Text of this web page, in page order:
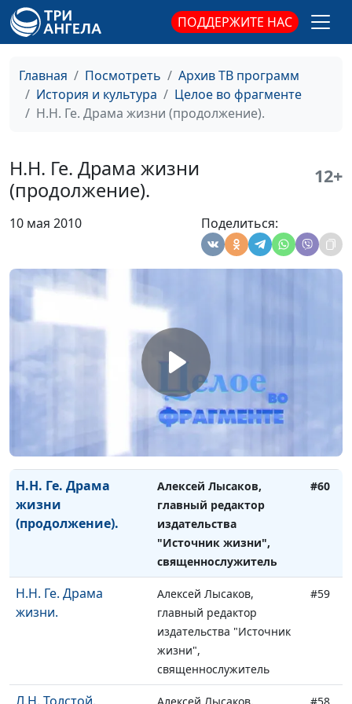
ПОДДЕРЖИТЕ НАС
Главная Посмотреть
Архив ТВ программ
История и культура
Целое во фрагменте
Н.Н. Ге. Драма жизни (продолжение).
Н.Н. Ге. Драма жизни
(продолжение).
12+
10 мая 2010 Поделиться:
Всему свое время
богословия
деревянным
пистолетом
(продолжение).
главный редактор
издательства "Источник
жизни",
Ф. Хазел. Солдат с
деревянным
пистолетом.
Алексей Лысаков,
священнослужитель
Д. Бонхеффер.
Свидетель Иисуса
Алексей Лысаков,
издательства "Источник
жизни",
священнослужитель
#62
В.В. Верещагин.
Алексей Лысаков,
главный редактор
издательства "Источник
священнослужитель
Н.Н. Ге. Драма
жизни
(продолжение).
Алексей Лысаков,
главный редактор
издательства
"Источник жизни",
священнослужитель
#60
Н.Н. Ге. Драма
жизни.
Алексей Лысаков,
главный редактор
издательства "Источник
жизни",
священнослужитель
#59
Л.Н. Толстой.
Алексей Лысаков,
#58